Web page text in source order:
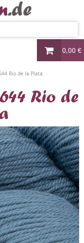
0,00 €
Rio de la Plata
Rio de